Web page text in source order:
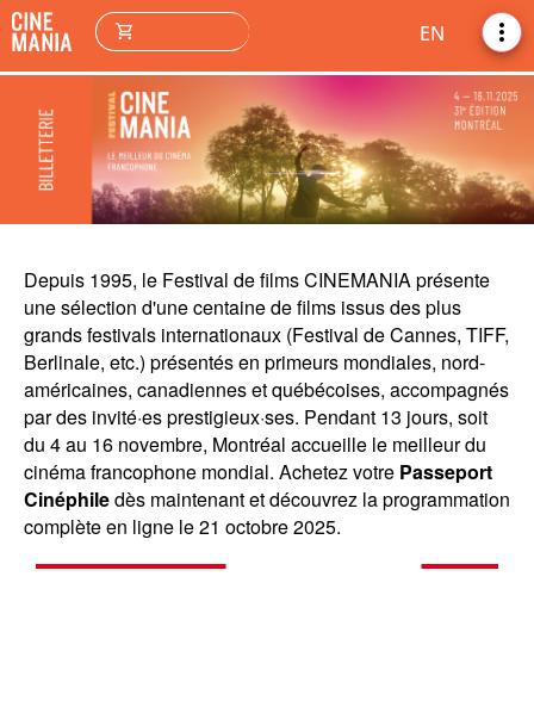
Depuis 1995, le Festival de films CINEMANIA présente
une sélection d'une centaine de films issus des plus
grands festivals internationaux (Festival de Cannes, TIFF,
Berlinale, etc.) présentés en primeurs mondiales, nord-
américaines, canadiennes et québécoises, accompagnés
par des invité·es prestigieux·ses. Pendant 13 jours, soit
du 4 au 16 novembre, Montréal accueille le meilleur du
cinéma francophone mondial. Achetez votre Passeport
Cinéphiledès maintenant et découvrez la programmation
complète en ligne le 21 octobre 2025.
more_vert
EN
shopping_cart